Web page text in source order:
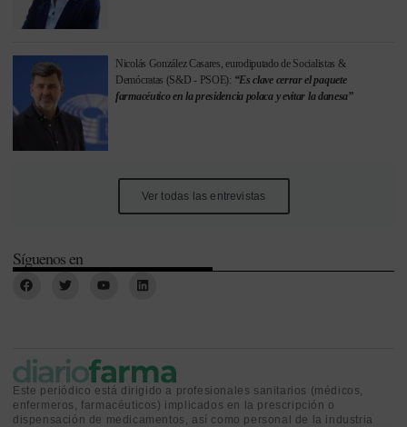
Nicolás González Casares, eurodiputado de Socialistas &
Demócratas (S&D - PSOE): “Es clave cerrar el paquete
farmacéutico en la presidencia polaca y evitar la danesa”
Ver todas las entrevistas
Síguenos en
Este periódico está dirigido a profesionales sanitarios (médicos,
enfermeros, farmacéuticos) implicados en la prescripción o
dispensación de medicamentos, así como personal de la industria